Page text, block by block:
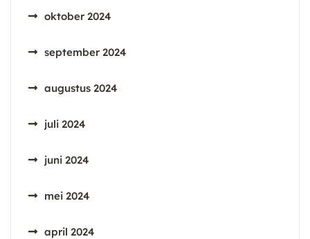
oktober 2024
september 2024
augustus 2024
juli 2024
juni 2024
mei 2024
april 2024